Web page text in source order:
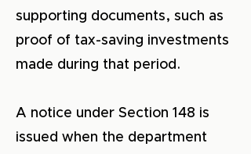
supporting documents, such as
proof of tax-saving investments
made during that period.
A notice under Section 148 is
issued when the department